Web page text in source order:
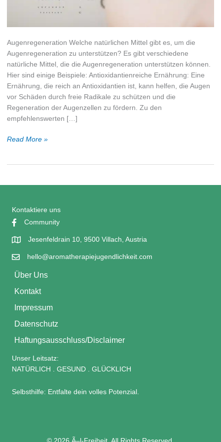
Augenregeneration Welche natürlichen Mittel gibt es, um die
Augenregeneration zu unterstützen? Es gibt verschiedene
natürliche Mittel, die die Augenregeneration unterstützen können.
Hier sind einige Beispiele: Antioxidantienreiche Ernährung: Eine
Ernährung, die reich an Antioxidantien ist, kann helfen, die Augen
vor Schäden durch freie Radikale zu schützen und die
Regeneration der Augenzellen zu fördern. Zu den
empfehlenswerten […]
Augenregeneration?
Read More »
Kontaktiere uns
Community
Jesenfeldrain 10, 9500 Villach, Austria
hello@aromatherapiejugendlichkeit.com
Über Uns
Kontakt
Impressum
Datenschutz
Haftungsausschluss/Disclaimer
Unser Leitsatz:
NATÜRLICH . GESUND . GLÜCKLICH
Selbsthilfe: Entfalte dein volles Potenzial.